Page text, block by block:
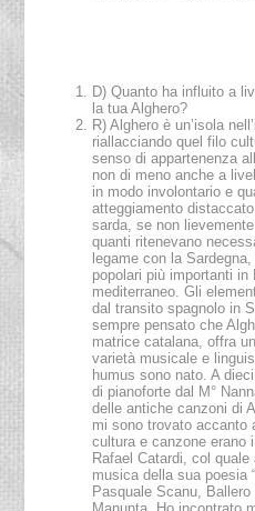
D) Quanto ha influito a
la tua Alghero?
R) Alghero è un’isola
riallacciando quel filo
senso di appartenenza
non di meno anche a
in modo involontario e
atteggiamento
sarda, se non
quanti ritenevano
legame con la
popolari più importanti in
mediterraneo. Gli
dal transito spagnolo in
sempre pensato che
matrice catalana, offra
varietà musicale e
humus sono nato. A
di pianoforte dal M°
delle antiche canzoni di
mi sono trovato accanto
cultura e canzone erano
Rafael Catardi, col
musica della sua poesia
Pasquale Scanu,